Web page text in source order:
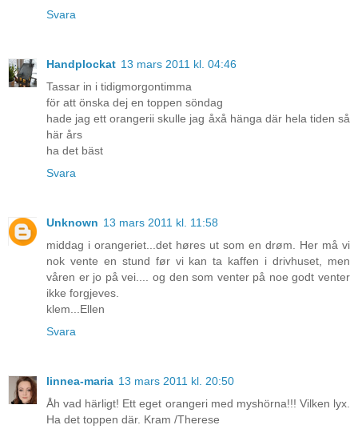
Svara
Handplockat 13 mars 2011 kl. 04:46
Tassar in i tidigmorgontimma
för att önska dej en toppen söndag
hade jag ett orangerii skulle jag åxå hänga där hela tiden så
här års
ha det bäst
Svara
Unknown 13 mars 2011 kl. 11:58
middag i orangeriet...det høres ut som en drøm. Her må vi
nok vente en stund før vi kan ta kaffen i drivhuset, men
våren er jo på vei.... og den som venter på noe godt venter
ikke forgjeves.
klem...Ellen
Svara
linnea-maria 13 mars 2011 kl. 20:50
Åh vad härligt! Ett eget orangeri med myshörna!!! Vilken lyx.
Ha det toppen där. Kram /Therese